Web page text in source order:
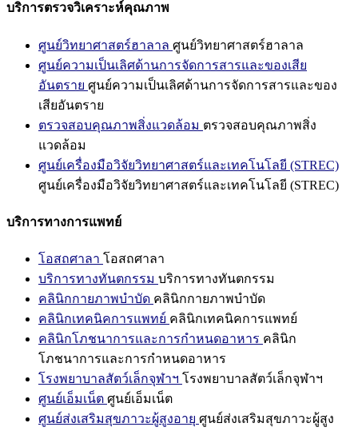
บริการตรวจวิเคราะห์คุณภาพ
ศูนย์วิทยาศาสตร์ฮาลาล ศูนย์วิทยาศาสตร์ฮาลาล
ศูนย์ความเป็นเลิศด้านการจัดการสารและของเสีย
อันตราย ศูนย์ความเป็นเลิศด้านการจัดการสารและของ
เสียอันตราย
ตรวจสอบคุณภาพสิ่งแวดล้อม ตรวจสอบคุณภาพสิ่ง
แวดล้อม
ศูนย์เครื่องมือวิจัยวิทยาศาสตร์และเทคโนโลยี (STREC)
ศูนย์เครื่องมือวิจัยวิทยาศาสตร์และเทคโนโลยี (STREC)
บริการทางการแพทย์
โอสถศาลา โอสถศาลา
บริการทางทันตกรรม บริการทางทันตกรรม
คลินิกกายภาพบำบัด คลินิกกายภาพบำบัด
คลินิกเทคนิคการแพทย์ คลินิกเทคนิคการแพทย์
คลินิกโภชนาการและการกำหนดอาหาร คลินิก
โภชนาการและการกำหนดอาหาร
โรงพยาบาลสัตว์เล็กจุฬาฯ โรงพยาบาลสัตว์เล็กจุฬาฯ
ศูนย์เอ็มเน็ต ศูนย์เอ็มเน็ต
ศูนย์ส่งเสริมสุขภาวะผู้สูงอายุ ศูนย์ส่งเสริมสุขภาวะผู้สูง